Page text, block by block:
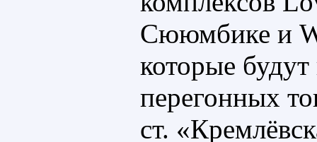
Сююмбике и
которые
перегонных
ст.